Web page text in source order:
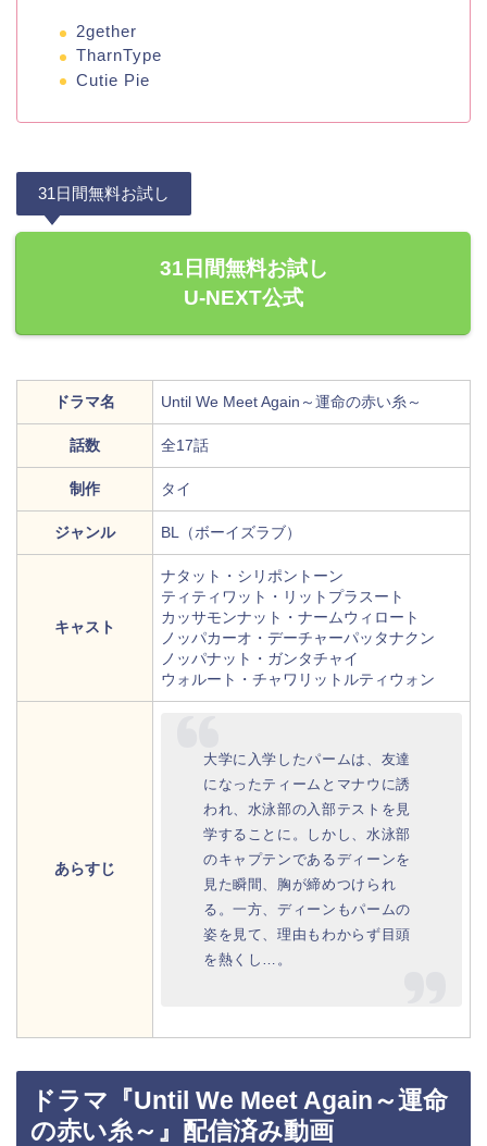
2gether
TharnType
Cutie Pie
31日間無料お試し
31日間無料お試し
U-NEXT公式
ドラマ名 Until We Meet Again～運命の赤い糸～
話数 全17話
制作 タイ
ジャンル BL（ボーイズラブ）
キャスト
ナタット・シリポントーン
ティティワット・リットプラスート
カッサモンナット・ナームウィロート
ノッパカーオ・デーチャーパッタナクン
ノッパナット・ガンタチャイ
ウォルート・チャワリットルティウォン
あらすじ
大学に入学したパームは、友達
になったティームとマナウに誘
われ、水泳部の入部テストを見
学することに。しかし、水泳部
のキャプテンであるディーンを
見た瞬間、胸が締めつけられ
る。一方、ディーンもパームの
姿を見て、理由もわからず目頭
を熱くし…。
ドラマ『Until We Meet Again～運命
の赤い糸～』配信済み動画